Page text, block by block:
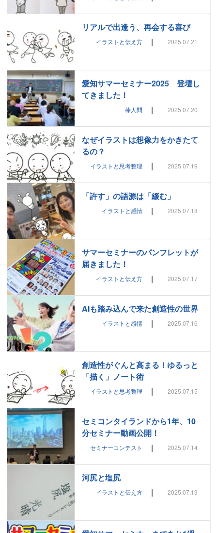
リアルで出逢う、再会する喜び
イラストと伝え方 | 2025.07.21
愛知サマーセミナー2025 登壇し
てきました！
棒人間 | 2025.07.20
なぜイラストは想像力をかきたて
るの？
イラストと思考整理 | 2025.07.19
「許す」の語源は「緩む」
イラストと感情 | 2025.07.18
サマーセミナーのパンフレットが
届きました！
イラストと伝え方 | 2025.07.17
AIも踏み込んで来た創造性の世界
イラストと感情 | 2025.07.16
創造性がぐんと高まる！ゆるっと
「描く」ノート術
イラストと思考整理 | 2025.07.15
セミコンタイランドから1年、10
分セミナー動画公開！
セミナーコンテスト | 2025.07.14
河尻と塩尻
イラストと伝え方 | 2025.07.13